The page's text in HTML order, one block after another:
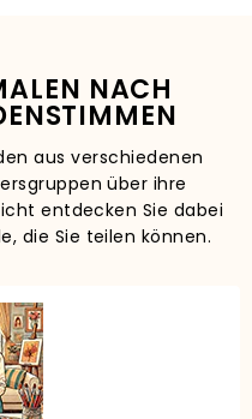
NACH
aus verschiedenen
über ihre
entdecken Sie dabei
die Sie teilen können.